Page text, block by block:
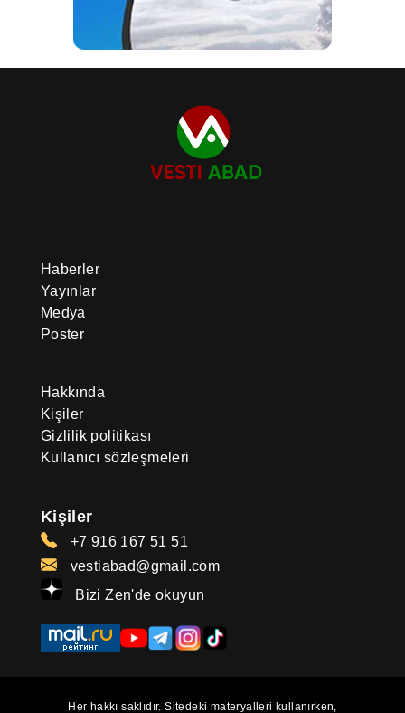
Haberler
Yayınlar
Medya
Poster
Hakkında
Kişiler
Gizlilik politikası
Kullanıcı sözleşmeleri
Kişiler
+7 916 167 51 51
vestiabad@gmail.com
Bizi Zen'de okuyun
Her hakkı saklıdır. Sitedeki materyalleri kullanırken,